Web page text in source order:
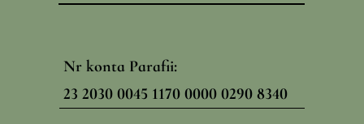
Nr konta Parafii:
23 2030 0045 1170 0000 0290 8340